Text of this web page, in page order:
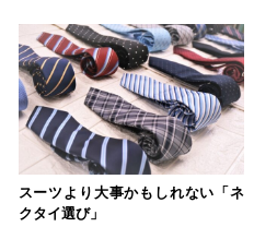
スーツより大事かもしれない「ネ
クタイ選び」